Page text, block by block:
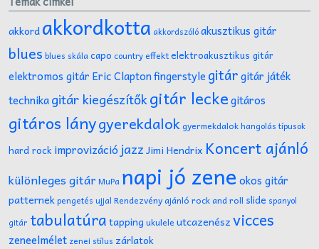
akkordakkordkotta akkordszólóakusztikus gitár
blues blues skálacapo country effektelektroakusztikus gitár
elektromos gitár Eric Claptonfingerstyle gitárgitár játék
technikagitár kiegészítőkgitár leckegitáros
gitáros lánygyerekdalokgyermekdalokhangolás típusok
hard rock improvizáció jazzJimi Hendrix Koncert ajánló
különleges gitár MuPa napi jó zene okos gitár
patternekpengetés ujjal Rendezvény ajánló rock and roll slide spanyol
gitár tabulatúratapping ukulele utcazenészvicces
zeneelmélet zenei stílus zárlatok